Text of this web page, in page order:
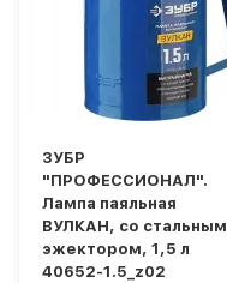
ЗУБР
"ПРОФЕССИОНАЛ".
Лампа паяльная
ВУЛКАН, со стальным
эжектором, 1,5 л
40652-1.5_z02